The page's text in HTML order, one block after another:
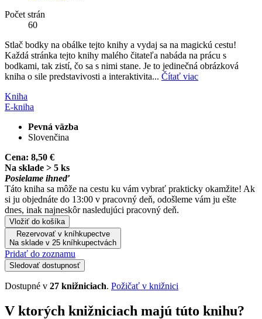
Počet strán
60
Stlač bodky na obálke tejto knihy a vydaj sa na magickú cestu!
Každá stránka tejto knihy malého čitateľa nabáda na prácu s
bodkami, tak zistí, čo sa s nimi stane. Je to jedinečná obrázková
kniha o sile predstavivosti a interaktivita... Čítať viac
Kniha
E-kniha
Pevná väzba
Slovenčina
Cena: 8,50 €
Na sklade > 5 ks
Posielame ihneď
Táto kniha sa môže na cestu ku vám vybrať prakticky okamžite! Ak
si ju objednáte do 13:00 v pracovný deň, odošleme vám ju ešte
dnes, inak najneskôr nasledujúci pracovný deň.
Vložiť do košíka
Rezervovať v kníhkupectve
Na sklade v 25 kníhkupectvách
Pridať do zoznamu
Sledovať dostupnosť
Dostupné v 27 knižniciach. Požičať v knižnici
V ktorých knižniciach majú túto knihu?